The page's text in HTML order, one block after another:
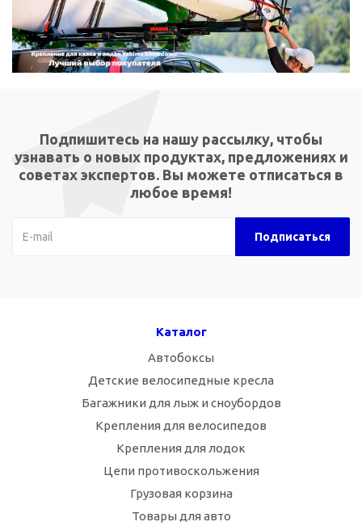
Подпишитесь на нашу рассылку, чтобы
узнавать о новых продуктах, предложениях и
советах экспертов. Вы можете отписаться в
любое время!
Каталог
Автобоксы
Детские велосипедные кресла
Багажники для лыж и сноубордов
Крепления для велосипедов
Крепления для лодок
Цепи противоскольжения
Грузовая корзина
Товары для авто